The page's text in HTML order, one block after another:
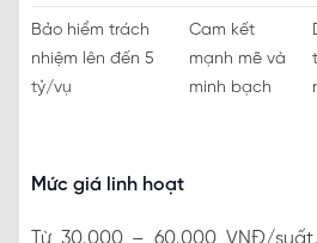
Bảo hiểm trách
nhiệm lên đến 5
tỷ/vụ
Cam kết
mạnh mẽ và
minh bạch
Mức giá linh hoạt
Từ 30.000 – 60.000 VNĐ/